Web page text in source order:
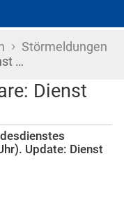
› Störmeldungen
…
Dienst
Update: Dienst